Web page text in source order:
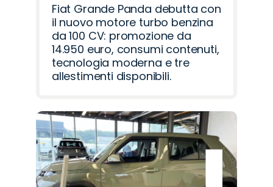
Fiat Grande Panda debutta con
il nuovo motore turbo benzina
da 100 CV: promozione da
14.950 euro, consumi contenuti,
tecnologia moderna e tre
allestimenti disponibili.